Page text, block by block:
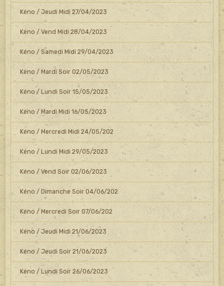
Kéno / Jeudi Midi 27/04/2023
Kéno / Vend Midi 28/04/2023
Kéno / Samedi Midi 29/04/2023
Kéno / Mardi Soir 02/05/2023
Kéno / Lundi Soir 15/05/2023
Kéno / Mardi Midi 16/05/2023
Kéno / Mercredi Midi 24/05/202
Kéno / Lundi Midi 29/05/2023
Kéno / Vend Soir 02/06/2023
Kéno / Dimanche Soir 04/06/202
Kéno / Mercredi Soir 07/06/202
Kéno / Jeudi Midi 21/06/2023
Kéno / Jeudi Soir 21/06/2023
Kéno / Lundi Soir 26/06/2023